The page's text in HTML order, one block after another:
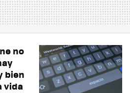
no
bien
vida